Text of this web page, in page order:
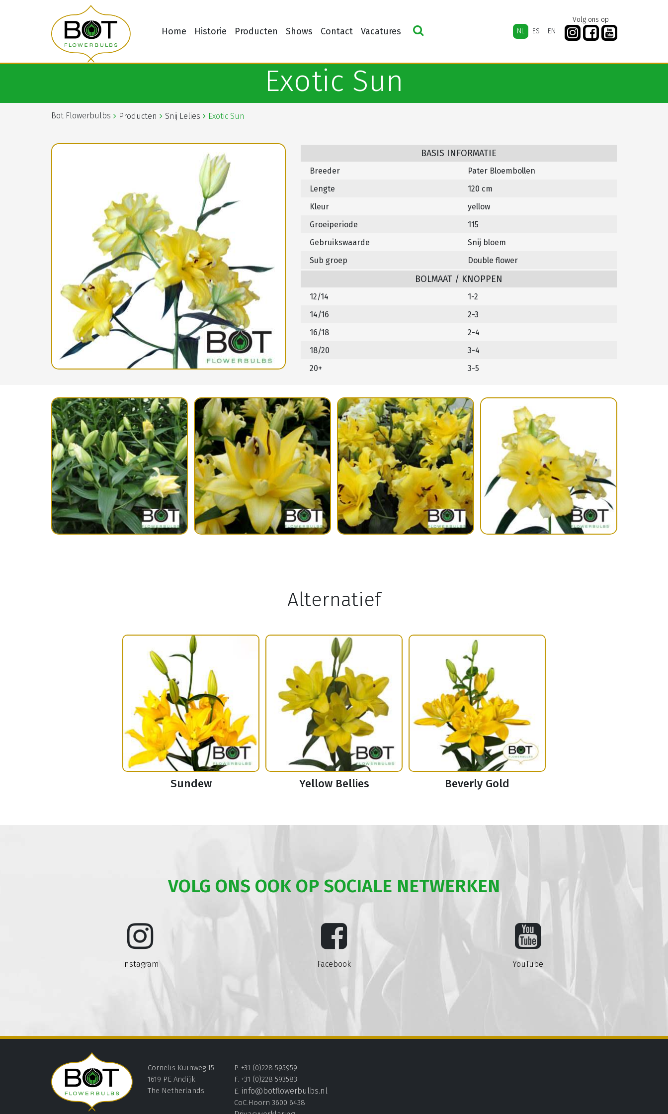
Home Historie Producten Shows Contact Vacatures NL ES EN
Volg ons op
Exotic Sun
Bot Flowerbulbs Producten Snij Lelies Exotic Sun
BASIS INFORMATIE
Breeder
Pater Bloembollen
Lengte
120 cm
Kleur
yellow
Groeiperiode
115
Gebruikswaarde
Snij bloem
Sub groep
Double flower
BOLMAAT / KNOPPEN
12/14
1-2
14/16
2-3
16/18
2-4
18/20
3-4
20+
3-5
Alternatief
Sundew Yellow Bellies Beverly Gold
VOLG ONS OOK OP SOCIALE NETWERKEN
Instagram Facebook YouTube
Cornelis Kuinweg 15
1619 PE Andijk
The Netherlands
P. +31 (0)228 595959
F. +31 (0)228 593583
E. info@botflowerbulbs.nl
CoC.Hoorn 3600 6438